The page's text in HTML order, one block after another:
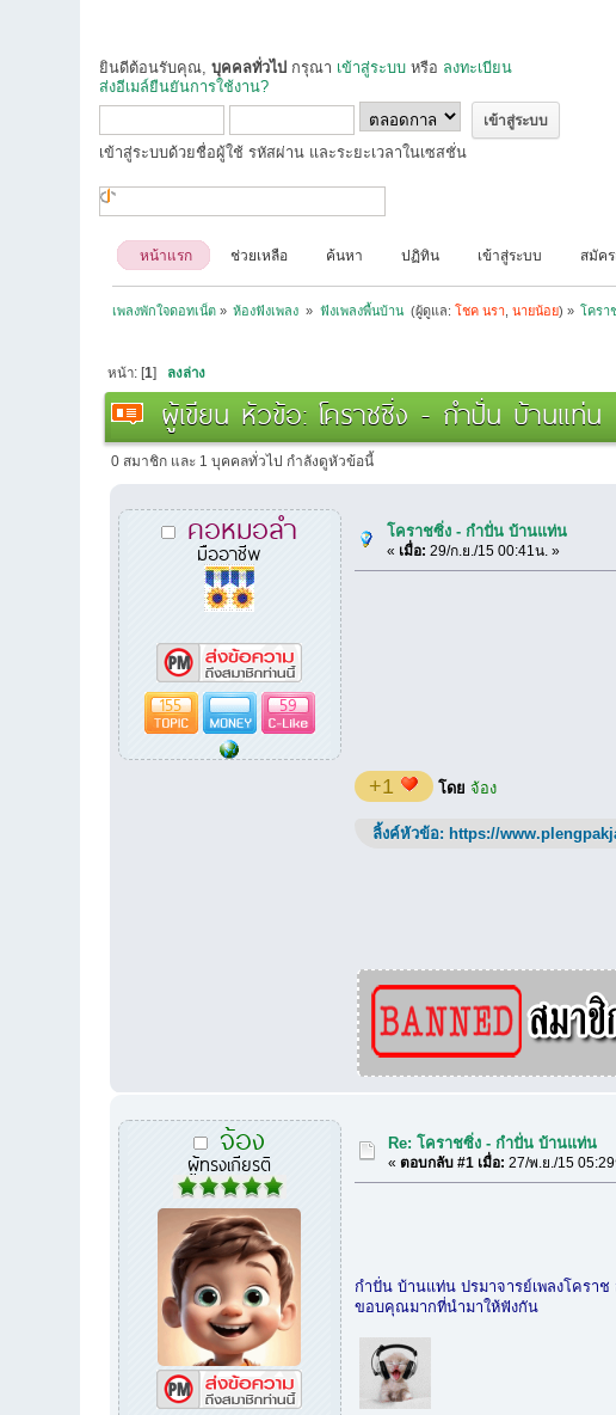
ยินดีต้อนรับคุณ,บุคคลทั่วไป กรุณา เข้าสู่ระบบ หรือ ลงทะเบียน
ส่งอีเมล์ยืนยันการใช้งาน?
เข้าสู่ระบบด้วยชื่อผู้ใช้ รหัสผ่าน และระยะเวลาในเซสชั่น
หน้าแรก ช่วยเหลือ ค้นหา ปฏิทิน เข้าสู่ระบบ สมัค
เพลงพักใจดอทเน็ต» ห้องฟังเพลง » ฟังเพลงพื้นบ้าน (ผู้ดูแล: โชค นรา นายน้อย) » โครา
หน้า: [1] ลงล่าง
ผู้เขียน หัวข้อ: โคราชซิ่ง - กําปั่น บ้านแท่
0 สมาชิก และ 1 บุคคลทั่วไป กำลังดูหัวข้อนี้
คอหมอลำ
มืออาชีพ
155 59
โคราชซิ่ง - กําปั่น บ้านแท่น
« เมื่อ: 29/ก.ย./15 00:41น. »
+1 โดย จ้อง
ลิ้งค์หัวข้อ: https://
จ้อง
ผู้ทรงเกียรติ
Re: โคราชซิ่ง - กําปั่น บ้านแท่น
«ตอบกลับ #1 เมื่อ: 27/พ.ย./15
กำปั่น บ้านแท่น ปรมาจารย์เพลงโครา
ขอบคุณมากที่นำมาให้ฟังกัน